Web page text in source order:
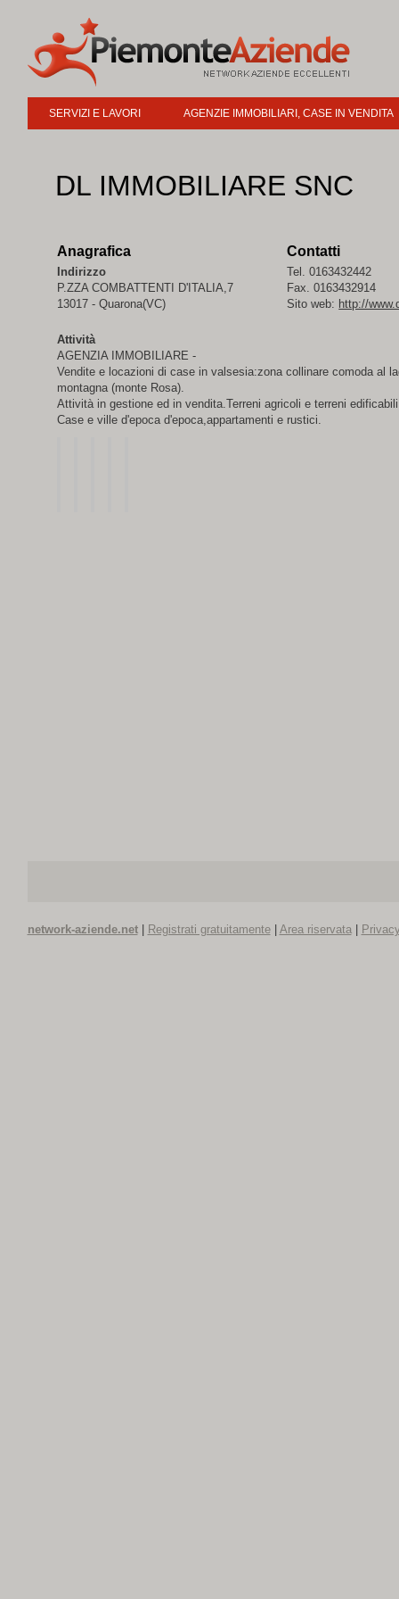
SERVIZI E LAVORI AGENZIE IMMOBILIARI, CASE IN VENDITA
DL IMMOBILIARE SNC
Anagrafica
Indirizzo
P.ZZA COMBATTENTI D'ITALIA,7
13017 - Quarona(VC)
Contatti
Tel. 0163432442
Fax. 0163432914
Sito web: http://
Attività
AGENZIA IMMOBILIARE -
Vendite e locazioni di case in valsesia:zona collinare comoda al
montagna (monte Rosa).
Attività in gestione ed in vendita.Terreni agricoli e terreni
Case e ville d'epoca d'epoca,appartamenti e rustici.
network-aziende.net| Registrati gratuitamente| Area riservata|